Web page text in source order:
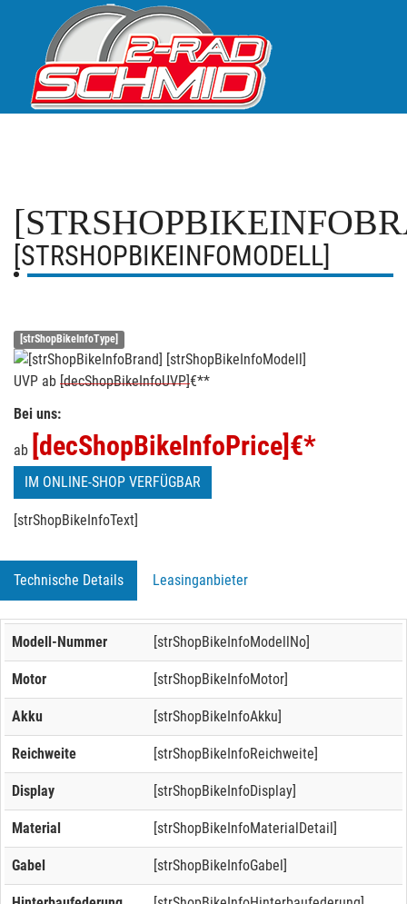
[STRSHOPBIKEINFOMODELL]
[strShopBikeInfoType]
UVP ab [decShopBikeInfoUVP]€**
Bei uns:
ab [decShopBikeInfoPrice] €*
IM ONLINE-SHOP VERFÜGBAR
[strShopBikeInfoText]
Technische Details Leasinganbieter
Modell-Nummer [strShopBikeInfoModellNo]
Motor [strShopBikeInfoMotor]
Akku [strShopBikeInfoAkku]
Reichweite [strShopBikeInfoReichweite]
Display [strShopBikeInfoDisplay]
Material [strShopBikeInfoMaterialDetail]
Gabel [strShopBikeInfoGabel]